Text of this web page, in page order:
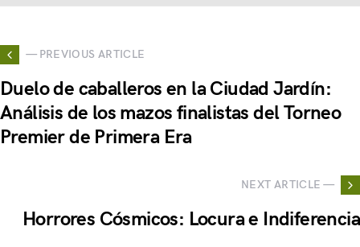
— PREVIOUS ARTICLE
Duelo de caballeros en la Ciudad Jardín:
Análisis de los mazos finalistas del Torneo
Premier de Primera Era
NEXT ARTICLE —
Horrores Cósmicos: Locura e Indiferencia